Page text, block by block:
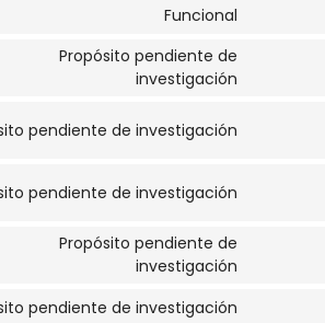
Funcional
Propósito pendiente de
investigación
pendiente de investigación
pendiente de investigación
Propósito pendiente de
investigación
pendiente de investigación